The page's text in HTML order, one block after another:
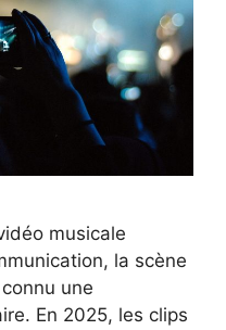
musicale
la scène
une
En 2025, les clips